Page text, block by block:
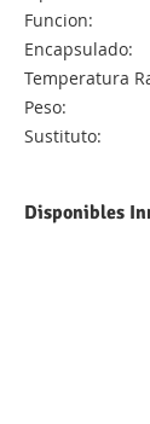
Funcion:
Encapsulado:
Temperatura
Peso:
Sustituto:
Disponibles